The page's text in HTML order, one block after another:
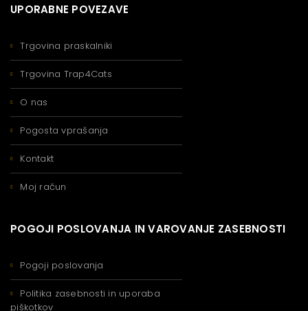
UPORABNE POVEZAVE
Trgovina praskalniki
Trgovina Trap4Cats
O nas
Pogosta vprašanja
Kontakt
Moj račun
POGOJI POSLOVANJA IN VAROVANJE ZASEBNOSTI
Pogoji poslovanja
Politika zasebnosti in uporaba
piškotkov